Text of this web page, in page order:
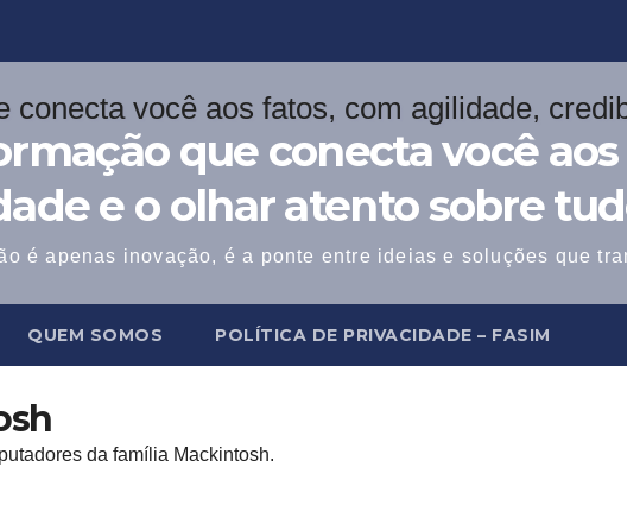
que conecta você
e o olhar atento sobre
é apenas inovação, é a ponte entre ideias e soluções que
QUEM SOMOS POLÍTICA DE PRIVACIDADE – FASIM
da família Mackintosh.